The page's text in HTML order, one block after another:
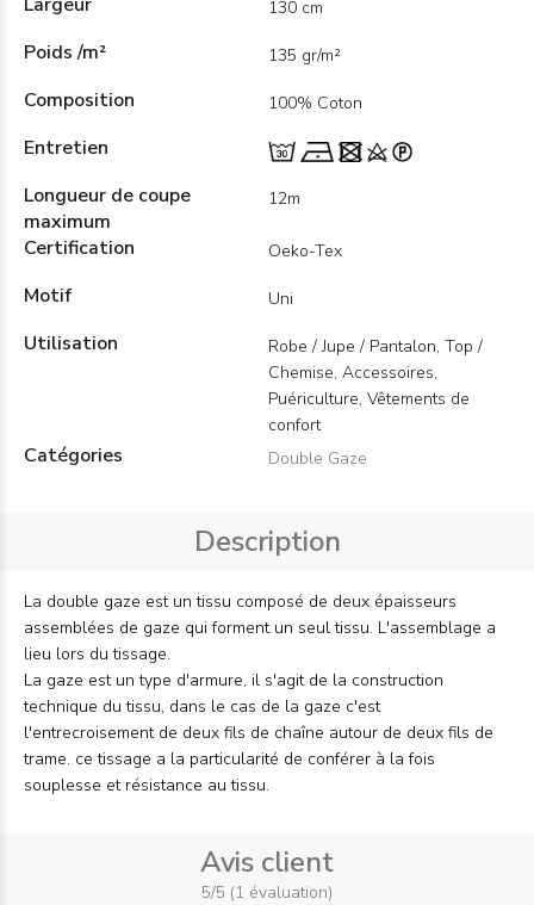
130 cm
Poids /m² 135 gr/m²
Composition 100% Coton
Entretien
Longueur de coupe
maximum
12m
Certification Oeko-Tex
Motif Uni
Utilisation
Robe / Jupe / Pantalon, Top /
Chemise, Accessoires,
Puériculture, Vêtements de
confort
Catégories Double Gaze
Description
La double gaze est un tissu composé de deux épaisseurs
assemblées de gaze qui forment un seul tissu. L'assemblage a
lieu lors du tissage.
La gaze est un type d'armure, il s'agit de la construction
technique du tissu, dans le cas de la gaze c'est
l'entrecroisement de deux fils de chaîne autour de deux fils de
trame. ce tissage a la particularité de conférer à la fois
souplesse et résistance au tissu.
Avis client
5/5 (1 évaluation)